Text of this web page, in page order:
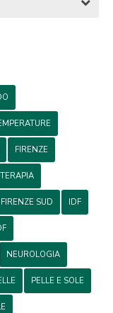
FIRENZE
SUD IDF
NEUROLOGIA
PELLE E SOLE